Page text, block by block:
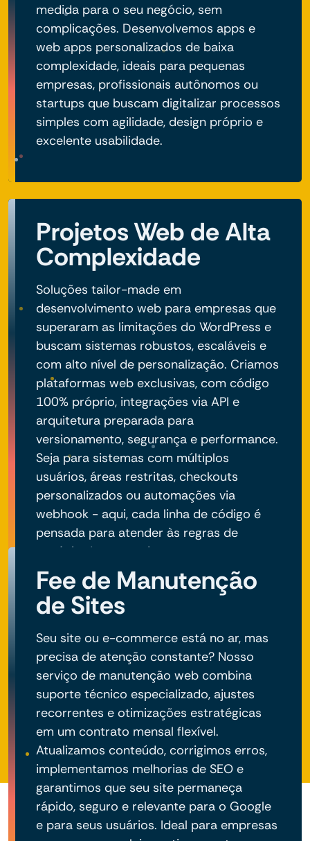
medida para o seu negócio, sem
complicações. Desenvolvemos apps e
web apps personalizados de baixa
complexidade, ideais para pequenas
empresas, profissionais autônomos ou
startups que buscam digitalizar processos
simples com agilidade, design próprio e
excelente usabilidade.
Projetos Web de Alta
Complexidade
Soluções tailor-made em
desenvolvimento web para empresas que
superaram as limitações do WordPress e
buscam sistemas robustos, escaláveis e
com alto nível de personalização. Criamos
plataformas web exclusivas, com código
100% próprio, integrações via API e
arquitetura preparada para
versionamento, segurança e performance.
Seja para sistemas com múltiplos
usuários, áreas restritas, checkouts
personalizados ou automações via
webhook - aqui, cada linha de código é
pensada para atender às regras de
negócio do seu projeto.
Fee de Manutenção
de Sites
Seu site ou e-commerce está no ar, mas
precisa de atenção constante? Nosso
serviço de manutenção web combina
suporte técnico especializado, ajustes
recorrentes e otimizações estratégicas
em um contrato mensal flexível.
Atualizamos conteúdo, corrigimos erros,
implementamos melhorias de SEO e
garantimos que seu site permaneça
rápido, seguro e relevante para o Google
e para seus usuários. Ideal para empresas